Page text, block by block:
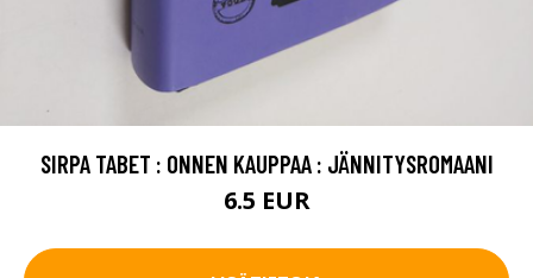
SIRPA TABET : ONNEN KAUPPAA : JÄNNITYSROMAANI
6.5 EUR